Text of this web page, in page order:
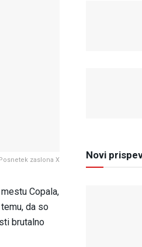
zaslona X
Copala,
da so
brutalno
Novi